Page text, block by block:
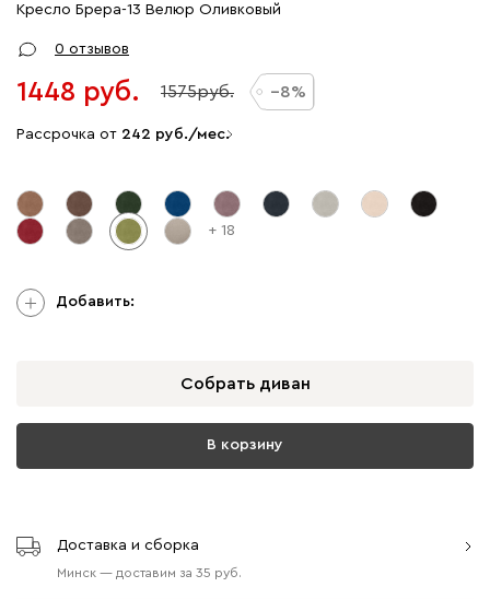
Кресло Брера-13 Велюр Оливковый
0 отзывов
1448 1575 8
Рассрочка от 242 /мес.
+ 18
Добавить:
Собрать диван
В корзину
Доставка и сборка
Минск — доставим за 35